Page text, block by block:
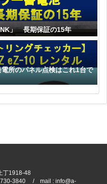
」 長期保証の15年
所のパネル点検はこれ1台で
丁1918-48
: info@a-